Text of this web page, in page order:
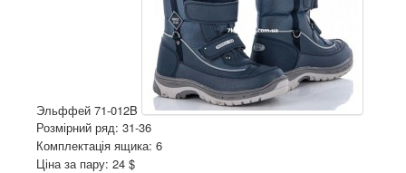
Эльффей 71-012B
Розмірний ряд: 31-36
Комплектація ящика: 6
Ціна за пару: 24 $